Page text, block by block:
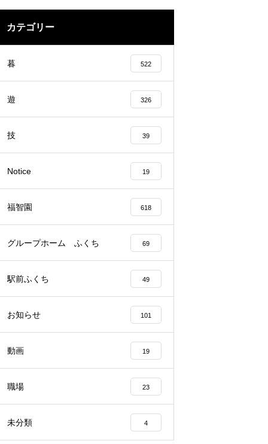
カテゴリー
暮 522
遊 326
技 39
Notice 19
福智園 618
グループホーム ふくち 69
駅前ふくち 49
お知らせ 101
動画 19
職場 23
未分類 4